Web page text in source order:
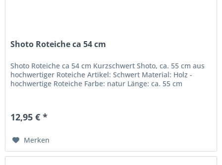
Shoto Roteiche ca 54 cm
Shoto Roteiche ca 54 cm Kurzschwert Shoto, ca. 55 cm aus
hochwertiger Roteiche Artikel: Schwert Material: Holz -
hochwertige Roteiche Farbe: natur Länge: ca. 55 cm
12,95 € *
Merken